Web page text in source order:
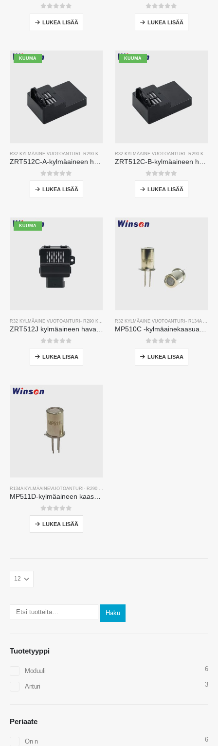
0viidestä
LUKEA LISÄÄ
0viidestä
LUKEA LISÄÄ
KUUMA
R32 KYLMÄAINE VUOTOANTURI - R290 KYLMÄAINE VUOTOANTURI -R454B KYLMÄAINE
ZRT512C-A-kylmäaineen havaitsemismoduuli | NDIR -kaasuanturi R32: lle, R454B, R290 | Leveä jännitevirtalähde
0viidestä
LUKEA LISÄÄ
KUUMA
R32 KYLMÄAINE VUOTOANTURI - R290 KYLMÄAINE VUOTOANTURI
ZRT512C-B-kylmäaineen havaitsemismoduuli | Matalan jännitteen NDIR -kaasuanturi R32: lle, R454B, R290
0viidestä
LUKEA LISÄÄ
KUUMA
R32 KYLMÄAINE VUOTOANTURI - R290 KYLMÄAINE VUOTOANTURI -R454B KYLMÄAINE
ZRT512J kylmäaineen havaitsemismoduuli | NDIR -kaasuanturi R32: lle, R454B, R290 | RS485 -viestintä
0viidestä
LUKEA LISÄÄ
R32 KYLMÄAINE VUOTOANTURI - R134A KYLMÄAINEVUOTOANTURI
MP510C -kylmäainekaasuanturi | R32: n, R134A, R410A, R290
0viidestä
LUKEA LISÄÄ
R134A KYLMÄAINEVUOTOANTURI - R290 KYLMÄAINE VUOTOANTURI
0viidestä
LUKEA LISÄÄ
Haku
Tuotetyyppi
Moduuli 6
Anturi 3
Periaate
On n 6
Ota yhteyttä
Osoite: No.299 Jinsuo Road, kansallinen korkean teknologian vyöhyke,